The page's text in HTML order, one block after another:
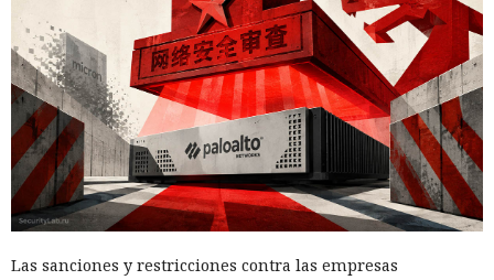
Las sanciones y restricciones contra las empresas